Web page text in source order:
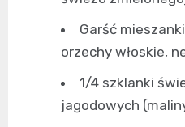
Garść
orzechy włoskie,
1/4 szklanki
jagodowych